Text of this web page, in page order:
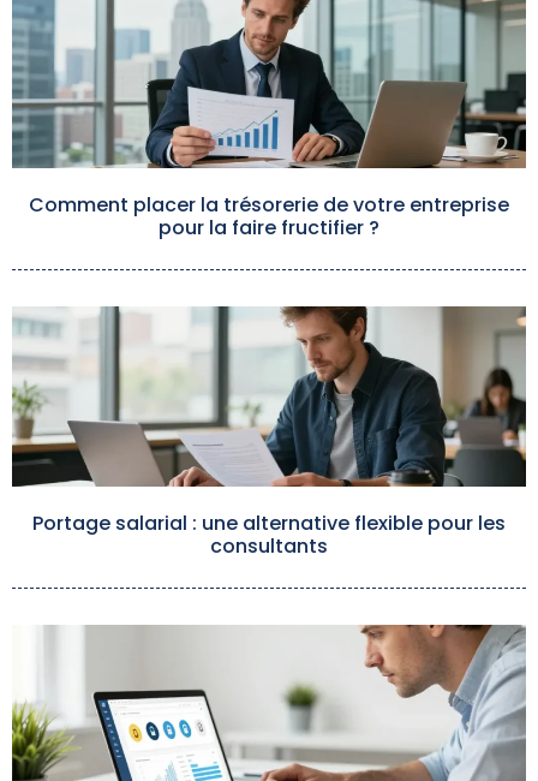
Comment placer la trésorerie de votre entreprise
pour la faire fructifier ?
Portage salarial : une alternative flexible pour les
consultants